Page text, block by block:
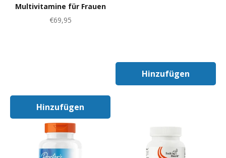
Multivitamine für Frauen
Angebot
€69,95
In Den Warenkorb
Hinzufügen
In Den
Hinzufügen